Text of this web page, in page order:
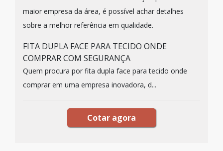
maior empresa da área, é possível achar detalhes
sobre a melhor referência em qualidade.
FITA DUPLA FACE PARA TECIDO ONDE
COMPRAR COM SEGURANÇA
Quem procura por fita dupla face para tecido onde
comprar em uma empresa inovadora, d...
Cotar agora